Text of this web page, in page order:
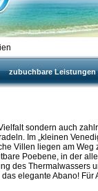
zubuchbare Leistungen
sondern auch
Im „kleinen
Villen liegen am Weg
Poebene, in der
des Thermalwassers
elegante Abano! Für